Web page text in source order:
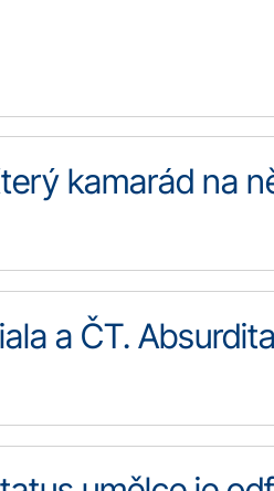
kamarád na
a ČT.